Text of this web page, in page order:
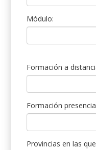
Módulo:
Formación a
Formación
Provincias en las